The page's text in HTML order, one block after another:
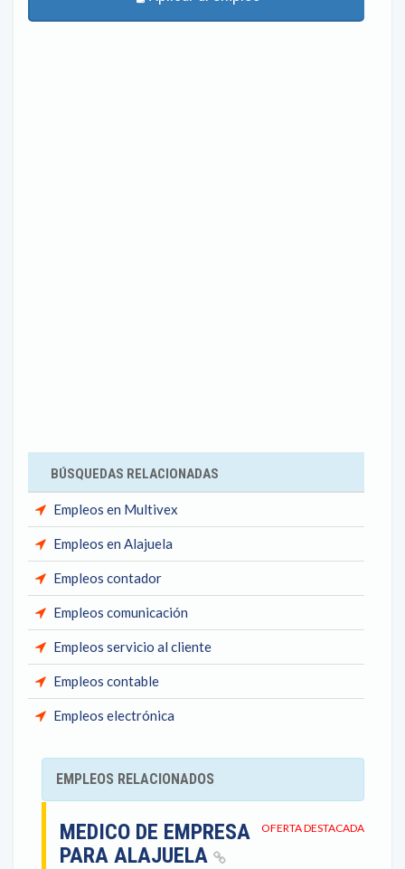
BÚSQUEDAS RELACIONADAS
Empleos en Multivex
Empleos en Alajuela
Empleos contador
Empleos comunicación
Empleos servicio al cliente
Empleos contable
Empleos electrónica
EMPLEOS RELACIONADOS
OFERTA DESTACADA
MEDICO DE EMPRESA
PARA ALAJUELA